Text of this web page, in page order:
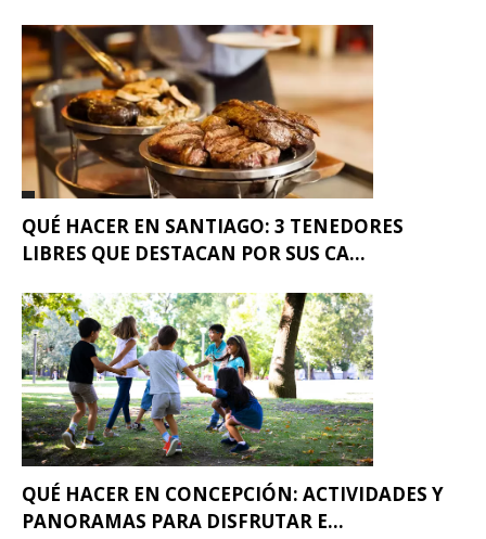
QUÉ HACER EN SANTIAGO: 3 TENEDORES
LIBRES QUE DESTACAN POR SUS CA...
QUÉ HACER EN CONCEPCIÓN: ACTIVIDADES Y
PANORAMAS PARA DISFRUTAR E...